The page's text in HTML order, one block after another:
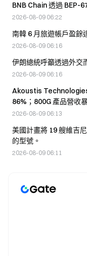
BNB Chain 透過 BEP-
2026-08-09 06:22
南韓 6 月旅遊帳戶盈餘
2026-08-09 06:16
伊朗總統呼籲透過外交
2026-08-09 06:16
Akoustis
86%；800G 產品營收
2026-08-09 06:13
美國計畫將 19 艘維吉
的型號。
2026-08-09 06:11